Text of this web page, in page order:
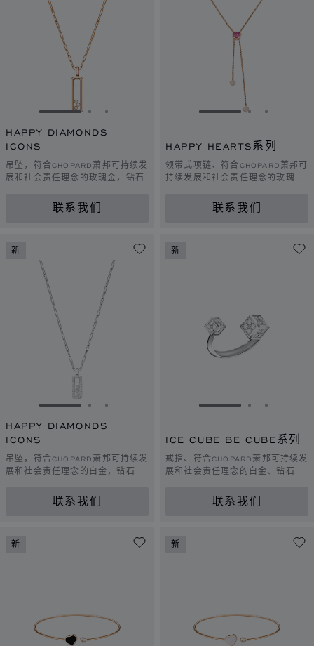
转到幻灯片 1转到幻灯片 2
转到幻灯片 3
HAPPY DIAMONDS
ICONS
吊坠，符合CHOPARD萧邦可持续发
展和社会责任理念的玫瑰金，钻石
联系我们
转到幻灯片 1转到幻灯
转到幻
HAPPY HEARTS系列
领带式项链、符合CHOPARD萧邦可
持续发展和社会责任理念的玫瑰
联系我们
新
转到幻灯片 1转到幻灯片 2
转到幻灯片 3
HAPPY DIAMONDS
ICONS
吊坠，符合CHOPARD萧邦可持续发
展和社会责任理念的白金，钻石
联系我们
新
转到幻灯片 1转到幻灯
转到幻
ICE CUBE BE CUBE系列
戒指、符合CHOPARD萧邦可持续发
展和社会责任理念的白金、钻石
联系我们
新 新